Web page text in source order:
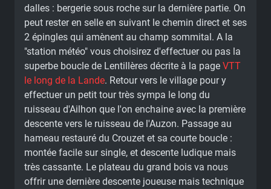
dalles : bergerie sous roche sur la dernière partie. On
peut rester en selle en suivant le chemin direct et ses
2 épingles qui amènent au champ sommital. A la
"station météo" vous choisirez d'effectuer ou pas la
superbe boucle de Lentillères décrite à la page VTT
le long de la Lande. Retour vers le village pour y
effectuer un petit tour très sympa le long du
ruisseau d'Ailhon que l'on enchaine avec la première
descente vers le ruisseau de l'Auzon. Passage au
hameau restauré du Crouzet et sa courte boucle :
montée facile sur single, et descente ludique mais
très cassante. Le plateau du grand bois va nous
offrir une dernière descente joueuse mais technique